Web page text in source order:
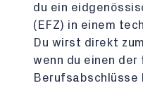
du ein
(EFZ) in einem
Du wirst direkt
wenn du einen
Berufsabschlüsse